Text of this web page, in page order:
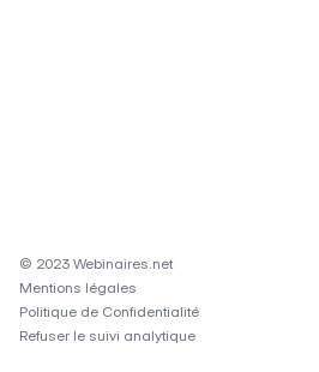
© 2023 Webinaires.net
Mentions légales
Politique de Confidentialité
Refuser le suivi analytique